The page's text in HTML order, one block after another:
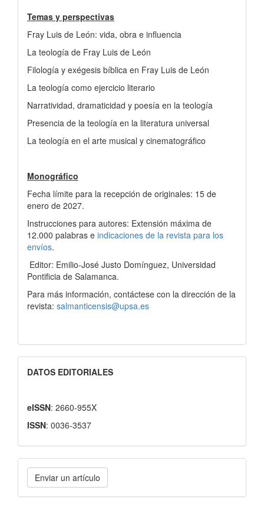
Temas y perspectivas
Fray Luis de León: vida, obra e influencia
La teología de Fray Luis de León
Filología y exégesis bíblica en Fray Luis de León
La teología como ejercicio literario
Narratividad, dramaticidad y poesía en la teología
Presencia de la teología en la literatura universal
La teología en el arte musical y cinematográfico
Monográfico
Fecha límite para la recepción de originales: 15 de
enero de 2027.
Instrucciones para autores: Extensión máxima de
12.000 palabras e indicaciones de la revista para los
envíos.
Editor: Emilio-José Justo Domínguez, Universidad
Pontificia de Salamanca.
Para más información, contáctese con la dirección de la
revista: salmanticensis@upsa.es
DATOS EDITORIALES
eISSN: 2660-955X
ISSN: 0036-3537
Enviar
unEnviar un artículo